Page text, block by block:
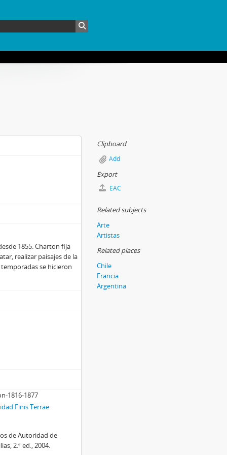
1855. Charton fija
realizar paisajes de la
se hicieron
1816-1877
Finis Terrae
de Autoridad de
2.ª ed., 2004.
Clipboard
Add
Export
EAC
Related subjects
Arte
Artistas
Related places
Chile
Francia
Argentina